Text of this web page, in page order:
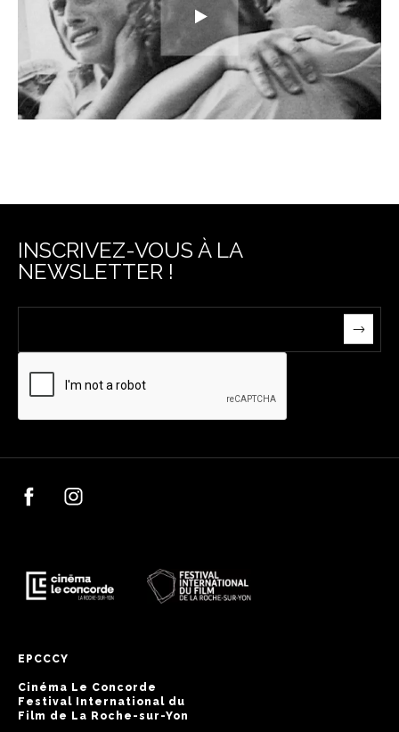
INSCRIVEZ-VOUS À LA
NEWSLETTER !
EPCCCY
Cinéma Le Concorde
Festival International du
Film de La Roche-sur-Yon